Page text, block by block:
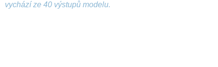
vychází ze 40 výstupů modelu.